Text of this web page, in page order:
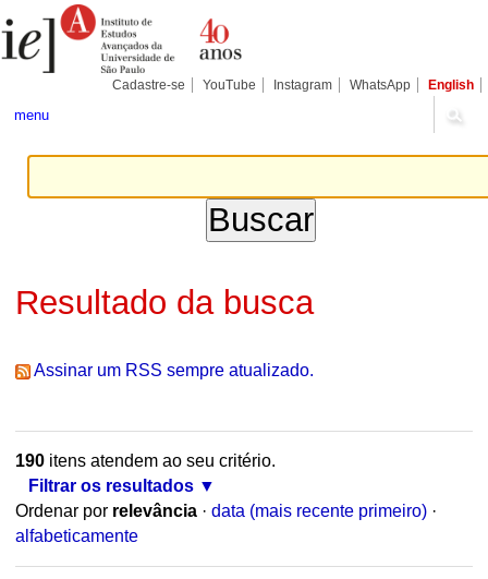
para
conteúdo.
Pessoais
Cadastre-se YouTube Instagram WhatsApp English
menu
Resultado da busca
Assinar um RSS sempre atualizado.
190itens atendem ao seu critério.
Filtrar os resultados
Ordenar por relevância · data (mais recente primeiro) ·
alfabeticamente